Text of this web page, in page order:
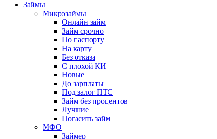
Займы
Микрозаймы
Онлайн займ
Займ срочно
По паспорту
На карту
Без отказа
С плохой КИ
Новые
До зарплаты
Под залог ПТС
Займ без процентов
Лучшие
Погасить займ
МФО
Займер